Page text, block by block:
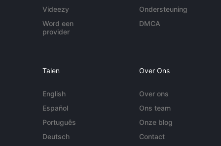
Videezy
Word een
provider
Ondersteuning
DMCA
Talen
English
Español
Português
Deutsch
Over Ons
Over ons
Ons team
Onze blog
Contact